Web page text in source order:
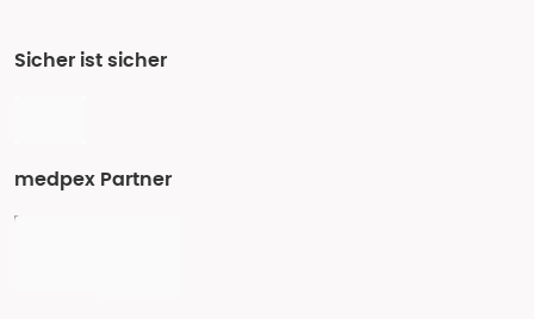
Sicher ist sicher
medpex Partner